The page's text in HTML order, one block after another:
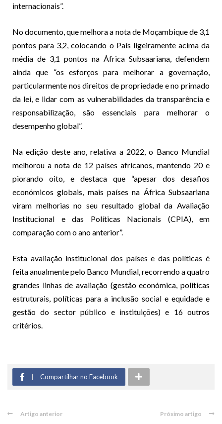
internacionais”.
No documento, que melhora a nota de Moçambique de 3,1
pontos para 3,2, colocando o País ligeiramente acima da
média de 3,1 pontos na África Subsaariana, defendem
ainda que “os esforços para melhorar a governação,
particularmente nos direitos de propriedade e no primado
da lei, e lidar com as vulnerabilidades da transparência e
responsabilização, são essenciais para melhorar o
desempenho global”.
Na edição deste ano, relativa a 2022, o Banco Mundial
melhorou a nota de 12 países africanos, mantendo 20 e
piorando oito, e destaca que “apesar dos desafios
económicos globais, mais países na África Subsaariana
viram melhorias no seu resultado global da Avaliação
Institucional e das Políticas Nacionais (CPIA), em
comparação com o ano anterior”.
Esta avaliação institucional dos países e das políticas é
feita anualmente pelo Banco Mundial, recorrendo a quatro
grandes linhas de avaliação (gestão económica, políticas
estruturais, políticas para a inclusão social e equidade e
gestão do sector público e instituições) e 16 outros
critérios.
Compartilhar no Facebook
Artigo anterior Próximo artigo